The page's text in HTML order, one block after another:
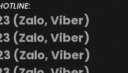
(Zalo, Viber)
(Zalo, Viber)
(Zalo, Viber)